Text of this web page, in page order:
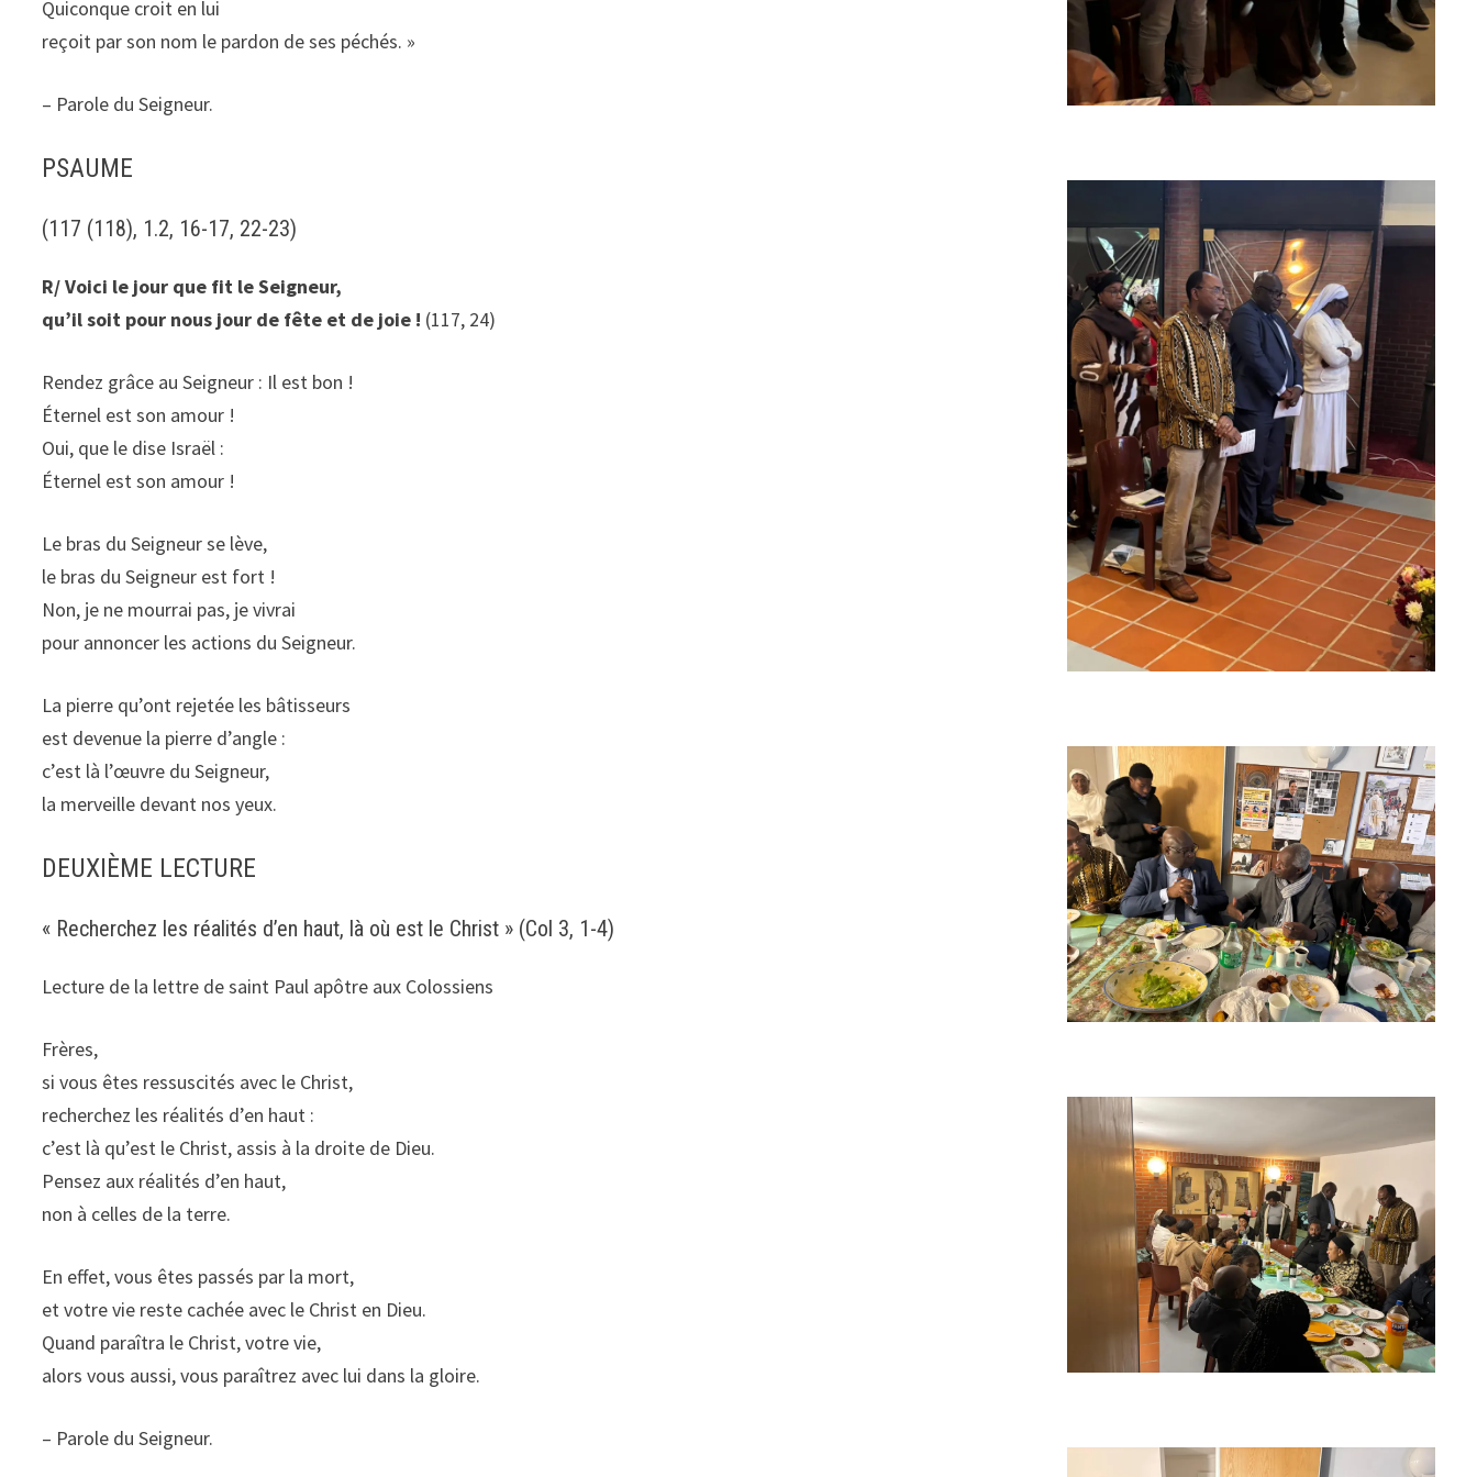
Quiconque croit en lui
reçoit par son nom le pardon de ses péchés. »
– Parole du Seigneur.
PSAUME
(117 (118), 1.2, 16-17, 22-23)
R/ Voici le jour que fit le Seigneur,
qu’il soit pour nous jour de fête et de joie ! (117, 24)
Rendez grâce au Seigneur : Il est bon !
Éternel est son amour !
Oui, que le dise Israël :
Éternel est son amour !
Le bras du Seigneur se lève,
le bras du Seigneur est fort !
Non, je ne mourrai pas, je vivrai
pour annoncer les actions du Seigneur.
La pierre qu’ont rejetée les bâtisseurs
est devenue la pierre d’angle :
c’est là l’œuvre du Seigneur,
la merveille devant nos yeux.
DEUXIÈME LECTURE
« Recherchez les réalités d’en haut, là où est le Christ » (Col 3, 1-4)
Lecture de la lettre de saint Paul apôtre aux Colossiens
Frères,
si vous êtes ressuscités avec le Christ,
recherchez les réalités d’en haut :
c’est là qu’est le Christ, assis à la droite de Dieu.
Pensez aux réalités d’en haut,
non à celles de la terre.
En effet, vous êtes passés par la mort,
et votre vie reste cachée avec le Christ en Dieu.
Quand paraîtra le Christ, votre vie,
alors vous aussi, vous paraîtrez avec lui dans la gloire.
– Parole du Seigneur.